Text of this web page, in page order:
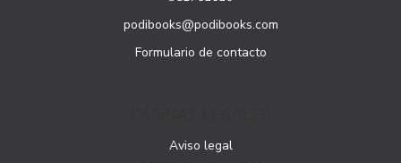
podibooks@podibooks.com
Formulario de contacto
Aviso legal